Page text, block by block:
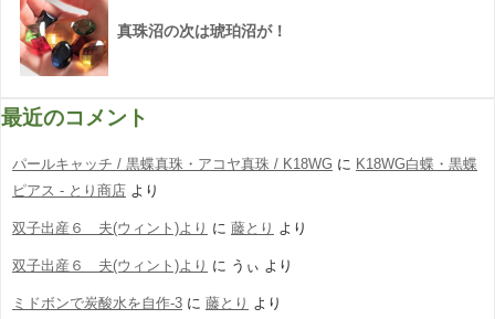
真珠沼の次は琥珀沼が！
最近のコメント
パールキャッチ / 黒蝶真珠・アコヤ真珠 / K18WG に K18WG白蝶・黒蝶
ピアス - とり商店 より
双子出産６ 夫(ウィント)より に 藤とり より
双子出産６ 夫(ウィント)より に うぃ より
ミドボンで炭酸水を自作-3 に 藤とり より